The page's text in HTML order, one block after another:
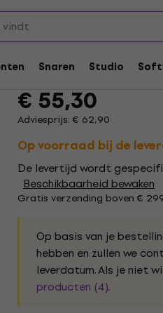
Snaren Studio
D'Addario XPND
Merk:D'Addario Productcode: .
€ 55,30
Adviesprijs: € 62,90
Op voorraad bij de
De levertijd wordt
Beschikbaarheid bewaken
Gratis verzending boven €
Op basis van je
hebben en zullen we
leverdatum. Als je niet
producten (4).